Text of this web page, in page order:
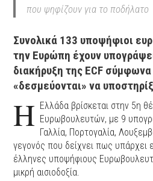
που ψηφίζουν για το ποδήλατο
Συνολικά 133 υποψήφιοι
την Ευρώπη έχουν
διακήρυξη της ECF
«δεσμεύονται» να
Η Ελλάδα βρίσκεται στην 5η
Ευρωβουλευτών, με 9
Γαλλία, Πορτογαλία,
γεγονός που δείχνει πως υπάρχει
έλληνες υποψήφιους
μικρή αισιοδοξία.